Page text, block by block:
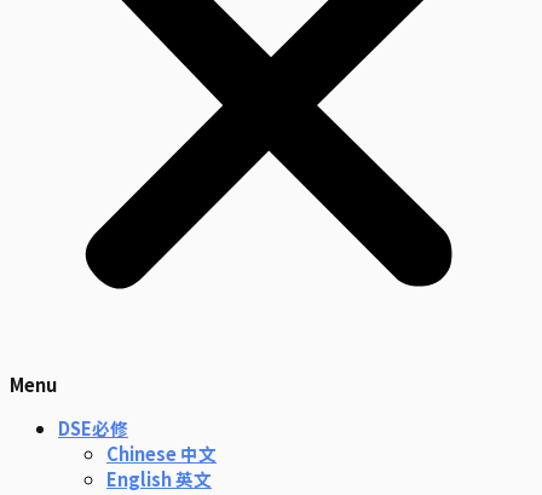
Menu
DSE必修
Chinese 中文
English 英文